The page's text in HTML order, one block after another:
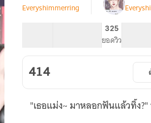
เรื่อง
นาย
ตาร์
Everyshimmerring
325
ยอดวิว
414
"เธอแม่ง~ มาหลอกฟันแล้วทิ้ง